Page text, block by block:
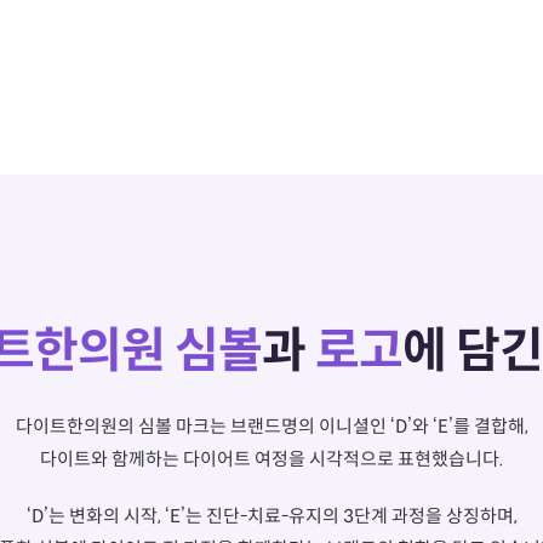
한의원 심볼과로고에 담
다이트한의원의 심볼 마크는 브랜드명의 이니셜인 ‘D’와 ‘E’를 결합해,
다이트와 함께하는 다이어트 여정을 시각적으로 표현했습니다.
‘D’는 변화의 시작, ‘E’는 진단-치료-유지의 3단계 과정을 상징하며,